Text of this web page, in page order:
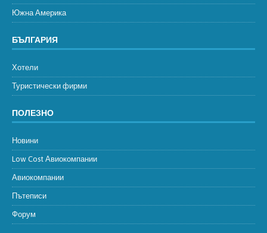
Южна Америка
БЪЛГАРИЯ
Хотели
Туристически фирми
ПОЛЕЗНО
Новини
Low Cost Авиокомпании
Авиокомпании
Пътеписи
Форум